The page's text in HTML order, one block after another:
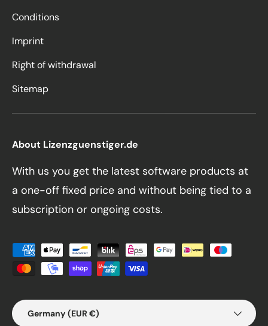
Conditions
Imprint
Right of withdrawal
Sitemap
About Lizenzguenstiger.de
With us you get the latest software products at
a one-off fixed price and without being tied to a
subscription or ongoing costs.
Payment methods accepted
Country/Region
Germany (EUR €)